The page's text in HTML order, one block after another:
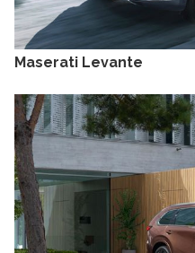
Maserati Levante